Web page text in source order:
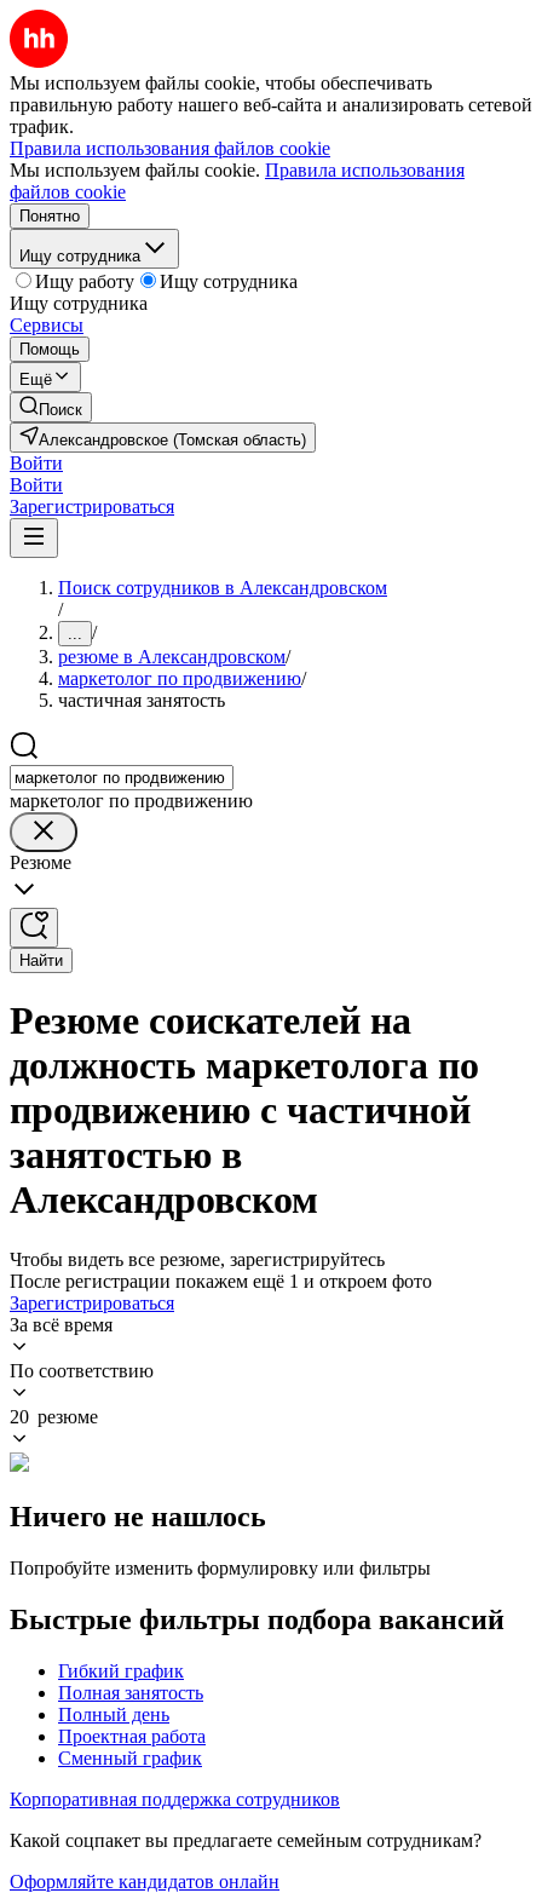
Мы используем файлы cookie, чтобы обеспечивать
правильную работу нашего веб-сайта и анализировать сетевой
трафик.
Правила использования файлов cookie
Мы используем файлы cookie. Правила использования
файлов cookie
Понятно
Ищу сотрудника
Ищу работу
Ищу сотрудника
Ищу сотрудника
Сервисы
Помощь
Ещё
Поиск
Александровское (Томская область)
Войти
Войти
Зарегистрироваться
Поиск сотрудников в Александровском
/
... /
резюме в Александровском/
маркетолог по продвижению/
частичная занятость
маркетолог по продвижению
Резюме
Найти
Резюме соискателей на
должность маркетолога по
продвижению с частичной
занятостью в
Александровском
Чтобы видеть все резюме, зарегистрируйтесь
После регистрации покажем ещё 1 и откроем фото
Зарегистрироваться
За всё время
По соответствию
20 резюме
Ничего не нашлось
Попробуйте изменить формулировку или фильтры
Быстрые фильтры подбора вакансий
Гибкий график
Полная занятость
Полный день
Проектная работа
Сменный график
Корпоративная поддержка сотрудников
Какой соцпакет вы предлагаете семейным сотрудникам?
Оформляйте кандидатов онлайн